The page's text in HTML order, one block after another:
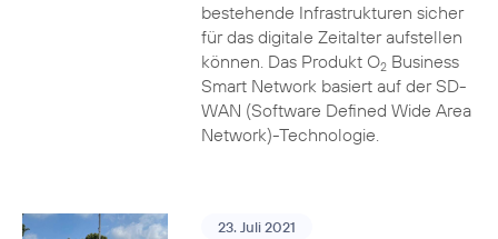
bestehende Infrastrukturen sicher
für das digitale Zeitalter aufstellen
können. Das Produkt O2Business
Smart Network basiert auf der SD-
WAN (Software Defined Wide Area
Network)-Technologie.
23. Juli 2021